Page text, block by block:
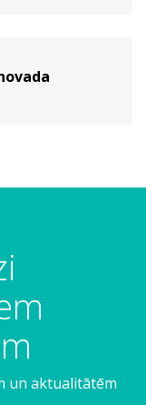
un aktualitātēm